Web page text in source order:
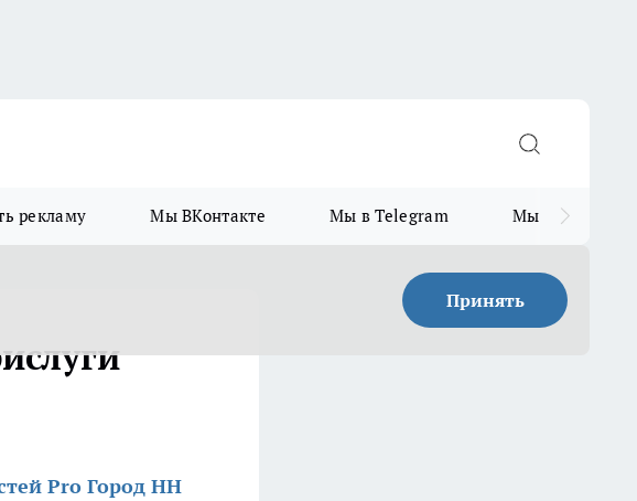
рекламу Мы ВКонтакте Мы в Telegram Мы в MAX
Принять
Pro Город НН